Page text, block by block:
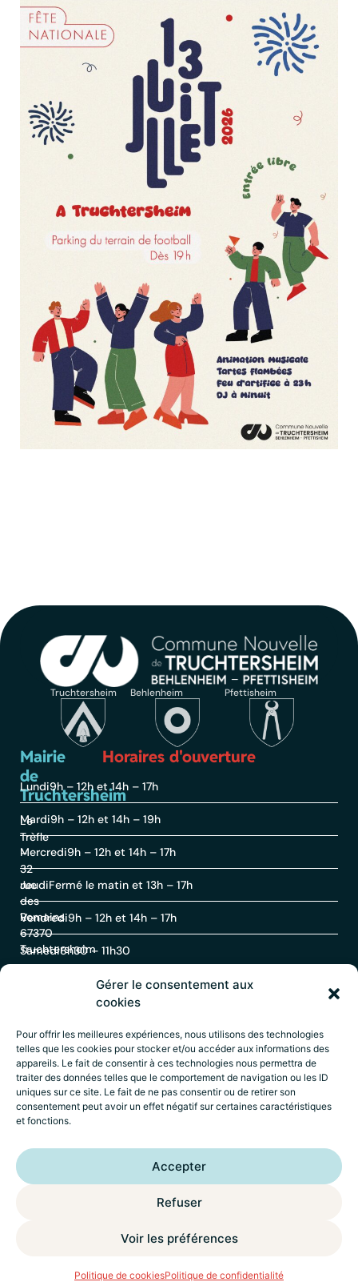
Gérer le consentement aux
cookies
Pour offrir les meilleures expériences, nous utilisons des technologies
telles que les cookies pour stocker et/ou accéder aux informations des
appareils. Le fait de consentir à ces technologies nous permettra de
traiter des données telles que le comportement de navigation ou les ID
uniques sur ce site. Le fait de ne pas consentir ou de retirer son
consentement peut avoir un effet négatif sur certaines caractéristiques
et fonctions.
Accepter
Refuser
Voir les préférences
Politique de cookiesPolitique de confidentialité
MENU
Truchtersheim Behlenheim Pfettisheim
Mairie
de
Truchtersheim
Le
Trèfle
–
32
rue
des
Romains
67370
Truchtersheim
Contact
03
88
69
60
30
Horaires d'ouverture
Lundi9h – 12h et 14h – 17h
Mardi9h – 12h et 14h – 19h
Mercredi9h – 12h et 14h – 17h
JeudiFermé le matin et 13h – 17h
Vendredi9h – 12h et 14h – 17h
Samedi8h30 – 11h30
Mentions légales
Déclaration d’accessibilité
CréditsWik* Factory